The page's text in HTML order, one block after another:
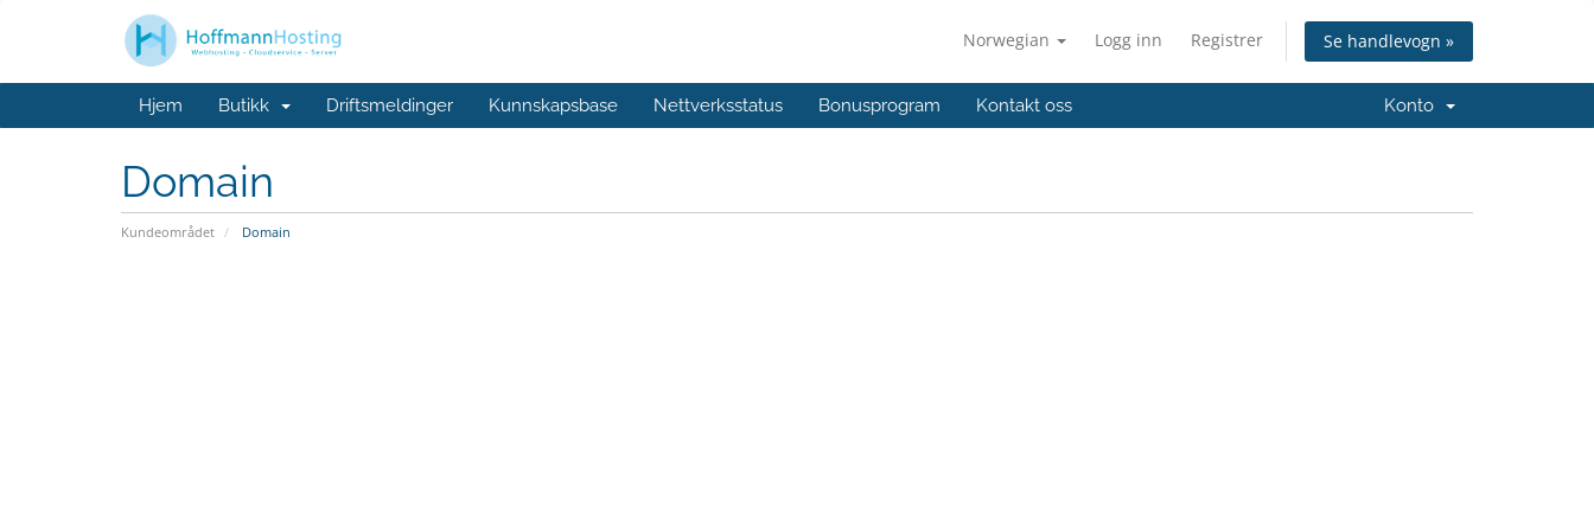
Norwegian Logg inn Registrer Se handlevogn »
Hjem Butikk Driftsmeldinger Kunnskapsbase Nettverksstatus Bonusprogram Kontakt oss Konto
Domain
Kundeområdet Domain